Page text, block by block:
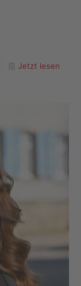
Jetzt lesen